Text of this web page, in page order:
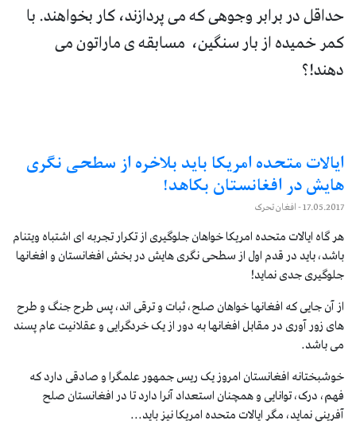
حداقل در برابر وجوهی که می پردازند، کار بخواهند. با
کمر خمیده از بار سنگین، مسابقه ی ماراتون می
دهند!؟
ایالات متحده امریکا باید بلاخره از سطحی نگری
هایش در افغانستان بکاهد!
17.05.2017- افغان تحرک
هر گاه ایالات متحده امریکا خواهان جلوگیری از تکرار تجربه ای اشتباه ویتنام
باشد، باید در قدم اول از سطحی نگری هایش در بخش افغانستان و افغانها
جلوگیری جدی نماید!
از آن جایی که افغانها خواهان صلح، ثبات و ترقی اند، پس طرح جنگ و طرح
های زور آوری در مقابل افغانها به دور از یک خردگرایی و عقلانیت عام پسند
می باشد.
خوشبختانه افغانستان امروز یک ریس جمهور علمگرا و صادقی دارد که
فهم، درک، توانایی و همچنان استعداد آنرا دارد تا در افغانستان صلح
آفرینی نماید، مگر ایالات متحده امریکا نیز باید...